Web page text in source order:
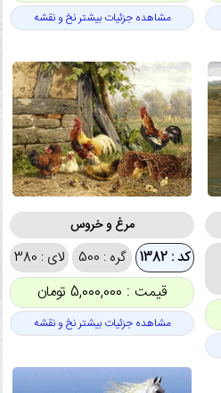
مشاهده جزئیات بیشتر نخ و نقشه
مرغ و خروس
کد : 1382 گره : 500 لای : 380
قیمت : 5,000,000 تومان
مشاهده جزئیات بیشتر نخ و نقشه